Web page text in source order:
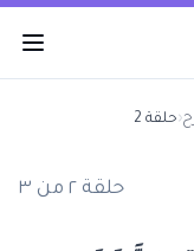
‹حلقة 2
حلقة ٢ من ٣